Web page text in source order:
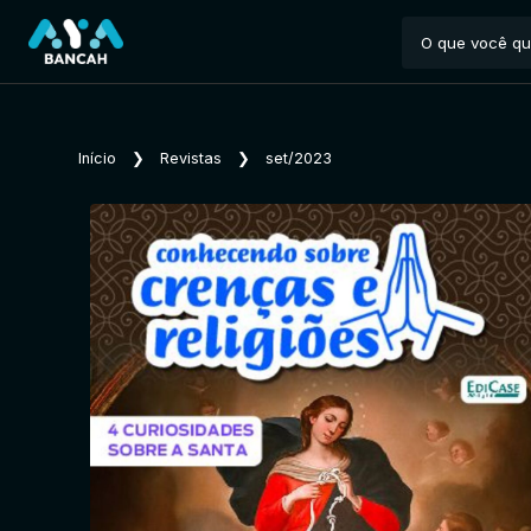
Início ❯ Revistas ❯ set/2023